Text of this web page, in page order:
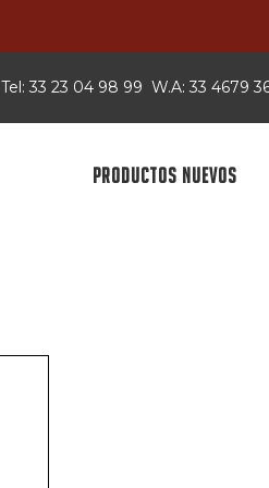
Tel: 33 23 04 98 99 W.A: 33 4679
PRODUCTOS NUEVOS